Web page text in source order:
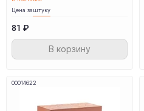
Цена заштуку
81 ₽
В корзину
00014622